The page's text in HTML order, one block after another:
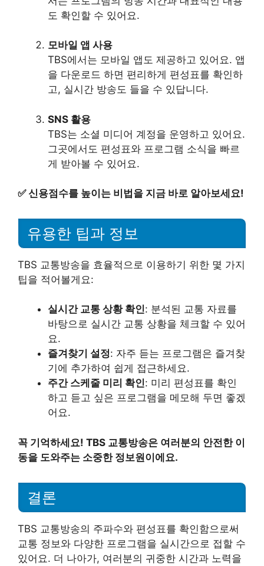
도 확인할 수 있어요.
모바일 앱 사용
TBS에서는 모바일 앱도 제공하고 있어요. 앱
을 다운로드 하면 편리하게 편성표를 확인하
고, 실시간 방송도 들을 수 있답니다.
SNS 활용
TBS는 소셜 미디어 계정을 운영하고 있어요.
그곳에서도 편성표와 프로그램 소식을 빠르
게 받아볼 수 있어요.
✅신용점수를 높이는 비법을 지금 바로 알아보세요!
유용한 팁과 정보
TBS 교통방송을 효율적으로 이용하기 위한 몇 가지
팁을 적어볼게요:
실시간 교통 상황 확인: 분석된 교통 자료를
바탕으로 실시간 교통 상황을 체크할 수 있어
요.
즐겨찾기 설정: 자주 듣는 프로그램은 즐겨찾
기에 추가하여 쉽게 접근하세요.
주간 스케줄 미리 확인: 미리 편성표를 확인
하고 듣고 싶은 프로그램을 메모해 두면 좋겠
어요.
꼭 기억하세요! TBS 교통방송은 여러분의 안전한 이
동을 도와주는 소중한 정보원이에요.
결론
TBS 교통방송의 주파수와 편성표를 확인함으로써
교통 정보와 다양한 프로그램을 실시간으로 접할 수
있어요. 더 나아가, 여러분의 귀중한 시간과 노력을